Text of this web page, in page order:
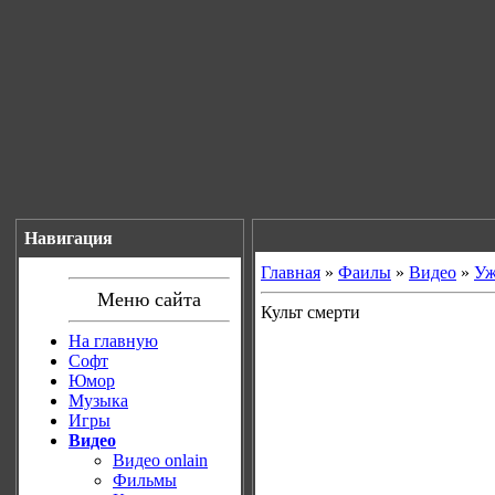
Навигация
Меню сайта
На главную
Софт
Юмор
Музыка
Игры
Видео
Видео onlain
Фильмы
Главная » Фаилы » Видео »
Культ смерти